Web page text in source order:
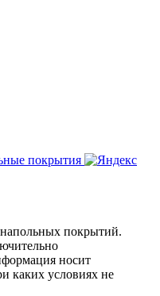
покрытия
покрытий.
носит
каких условиях не